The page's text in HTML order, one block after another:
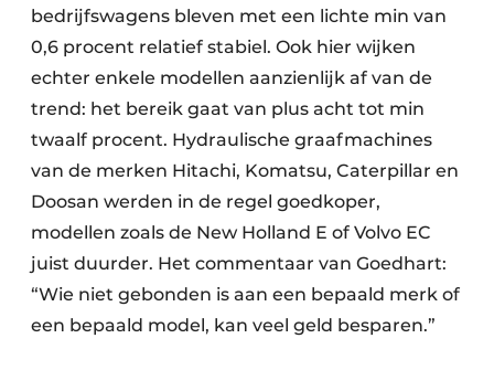
bedrijfswagens bleven met een lichte min van
0,6 procent relatief stabiel. Ook hier wijken
echter enkele modellen aanzienlijk af van de
trend: het bereik gaat van plus acht tot min
twaalf procent. Hydraulische graafmachines
van de merken Hitachi, Komatsu, Caterpillar en
Doosan werden in de regel goedkoper,
modellen zoals de New Holland E of Volvo EC
juist duurder. Het commentaar van Goedhart:
“Wie niet gebonden is aan een bepaald merk of
een bepaald model, kan veel geld besparen.”